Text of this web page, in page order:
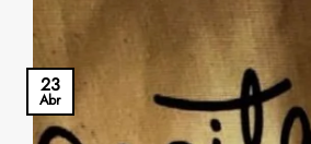
23
Abr